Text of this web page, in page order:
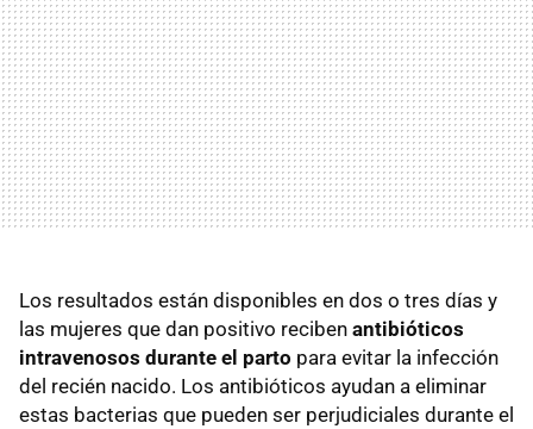
Los resultados están disponibles en dos o tres días y
las mujeres que dan positivo reciben antibióticos
intravenosos durante el parto para evitar la infección
del recién nacido. Los antibióticos ayudan a eliminar
estas bacterias que pueden ser perjudiciales durante el